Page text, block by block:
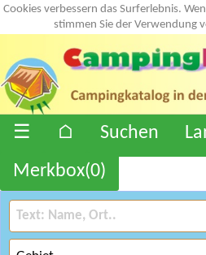
Cookies verbessern das Surferlebnis.
stimmen Sie der Verwendung
☰ ⌂ Suchen
Merkbox(0)